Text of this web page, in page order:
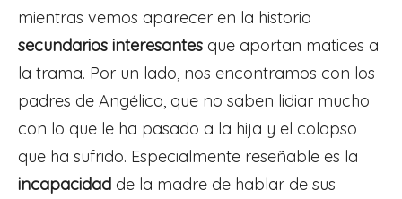
mientras vemos aparecer en la historia
secundarios interesantes que aportan matices a
la trama. Por un lado, nos encontramos con los
padres de Angélica, que no saben lidiar mucho
con lo que le ha pasado a la hija y el colapso
que ha sufrido. Especialmente reseñable es la
incapacidad de la madre de hablar de sus